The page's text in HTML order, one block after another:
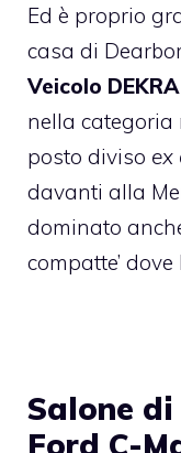
Ed è proprio
casa di
Veicolo
nella categoria
posto diviso ex
davanti alla
dominato
compatte’
Salone
Ford C-